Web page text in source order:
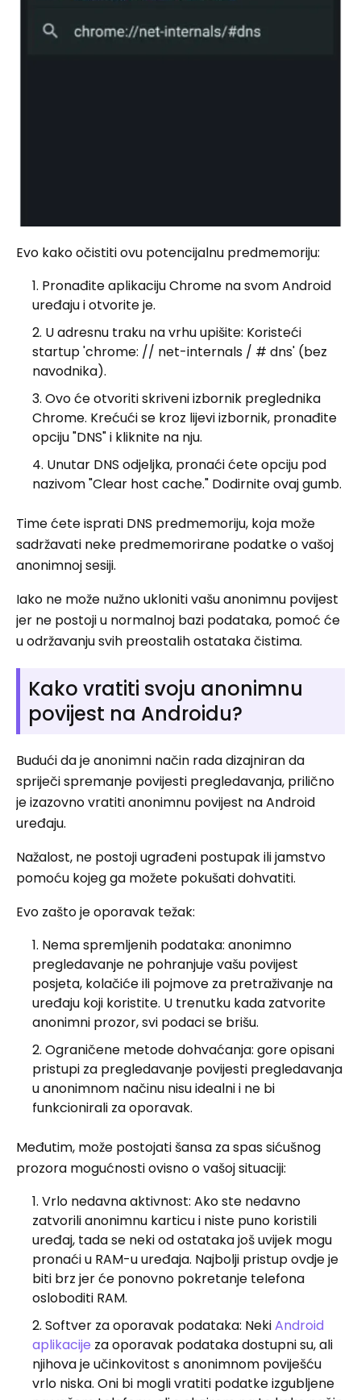
Evo kako očistiti ovu potencijalnu predmemoriju:
Pronađite aplikaciju Chrome na svom Android
uređaju i otvorite je.
U adresnu traku na vrhu upišite: Koristeći
startup 'chrome: // net-internals / # dns' (bez
navodnika).
Ovo će otvoriti skriveni izbornik preglednika
Chrome. Krećući se kroz lijevi izbornik, pronađite
opciju "DNS" i kliknite na nju.
Unutar DNS odjeljka, pronaći ćete opciju pod
nazivom "Clear host cache." Dodirnite ovaj gumb.
Time ćete isprati DNS predmemoriju, koja može
sadržavati neke predmemorirane podatke o vašoj
anonimnoj sesiji.
Iako ne može nužno ukloniti vašu anonimnu povijest
jer ne postoji u normalnoj bazi podataka, pomoć će
u održavanju svih preostalih ostataka čistima.
Kako vratiti svoju anonimnu
povijest na Androidu?
Budući da je anonimni način rada dizajniran da
spriječi spremanje povijesti pregledavanja, prilično
je izazovno vratiti anonimnu povijest na Android
uređaju.
Nažalost, ne postoji ugrađeni postupak ili jamstvo
pomoću kojeg ga možete pokušati dohvatiti.
Evo zašto je oporavak težak:
Nema spremljenih podataka: anonimno
pregledavanje ne pohranjuje vašu povijest
posjeta, kolačiće ili pojmove za pretraživanje na
uređaju koji koristite. U trenutku kada zatvorite
anonimni prozor, svi podaci se brišu.
Ograničene metode dohvaćanja: gore opisani
pristupi za pregledavanje povijesti pregledavanja
u anonimnom načinu nisu idealni i ne bi
funkcionirali za oporavak.
Međutim, može postojati šansa za spas sićušnog
prozora mogućnosti ovisno o vašoj situaciji:
Vrlo nedavna aktivnost: Ako ste nedavno
zatvorili anonimnu karticu i niste puno koristili
uređaj, tada se neki od ostataka još uvijek mogu
pronaći u RAM-u uređaja. Najbolji pristup ovdje je
biti brz jer će ponovno pokretanje telefona
osloboditi RAM.
Softver za oporavak podataka: NekiAndroid
aplikacije za oporavak podataka dostupni su, ali
njihova je učinkovitost s anonimnom poviješću
vrlo niska. Oni bi mogli vratiti podatke izgubljene